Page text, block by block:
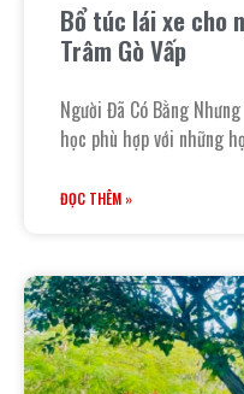
Bổ túc lái xe cho
Trâm Gò Vấp
Người Đã Có Bằng
học phù hợp với những
ĐỌC THÊM »